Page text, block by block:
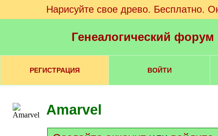
Нарисуйте свое древо. Бесплатно.
Генеалогический
РЕГИСТРАЦИЯ ВОЙТИ
Amarvel